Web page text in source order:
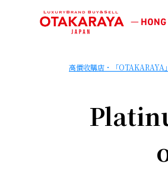
高價收購店・「OTAKARAYA